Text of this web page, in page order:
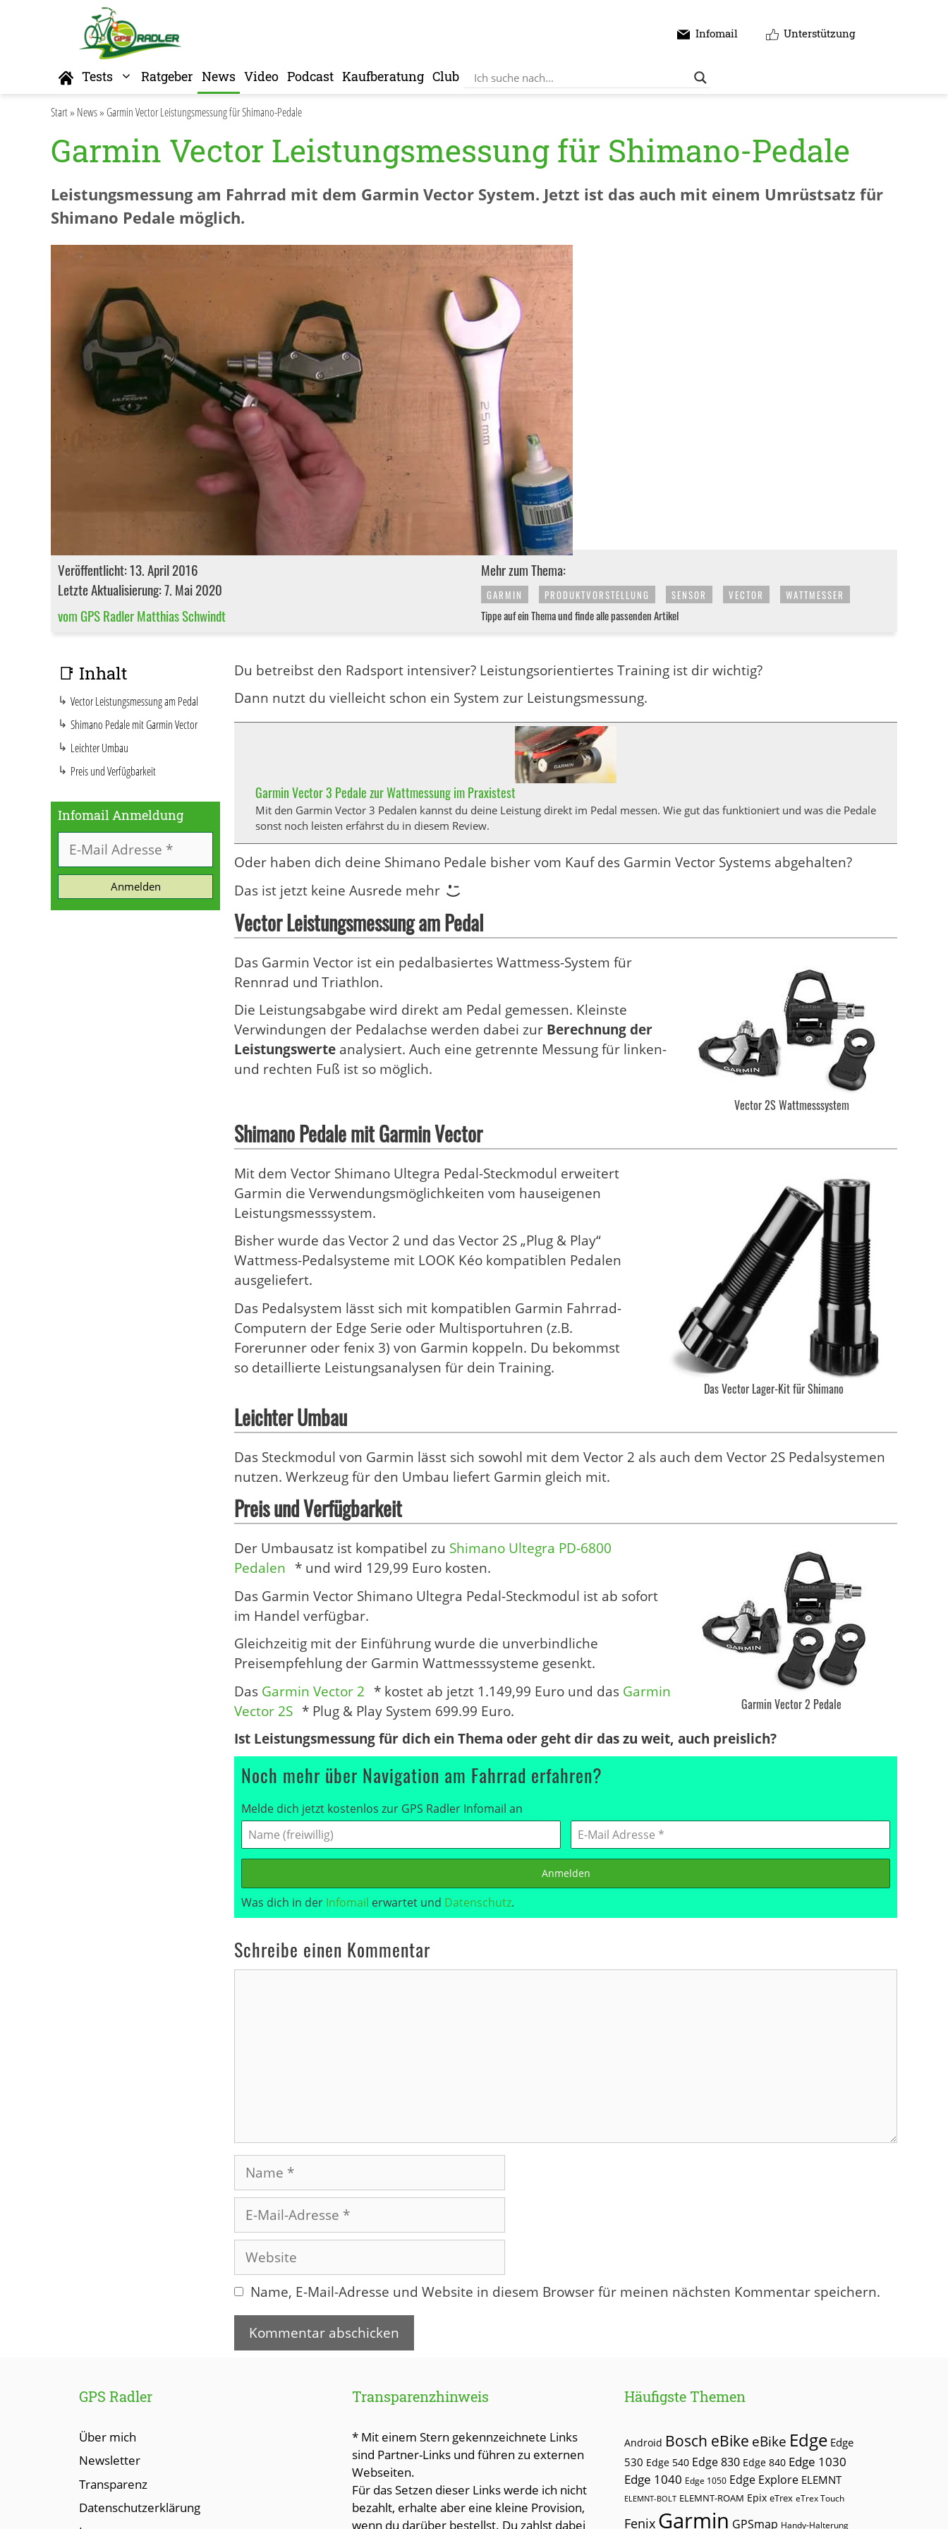
Infomail Unterstützung
Home
Tests Ratgeber News Video Podcast Kaufberatung Club
Start» News» Garmin Vector Leistungsmessung für Shimano-Pedale
Garmin Vector Leistungsmessung für Shimano-Pedale
Leistungsmessung am Fahrrad mit dem Garmin Vector System. Jetzt ist das auch mit einem Umrüstsatz für
Shimano Pedale möglich.
Veröffentlicht: 13. April 2016
Letzte Aktualisierung: 7. Mai 2020
vom GPS Radler Matthias Schwindt
Mehr zum Thema:
GARMIN PRODUKTVORSTELLUNG SENSOR VECTOR WATTMESSER
Tippe auf ein Thema und finde alle passenden Artikel
Du betreibst den Radsport intensiver? Leistungsorientiertes Training ist dir wichtig?
Dann nutzt du vielleicht schon ein System zur Leistungsmessung.
Garmin Vector 3 Pedale zur Wattmessung im Praxistest
Mit den Garmin Vector 3 Pedalen kannst du deine Leistung direkt im Pedal messen. Wie gut das funktioniert und was die Pedale
sonst noch leisten erfährst du in diesem Review.
Oder haben dich deine Shimano Pedale bisher vom Kauf des Garmin Vector Systems abgehalten?
Das ist jetzt keine Ausrede mehr
Vector Leistungsmessung am Pedal
Vector 2S Wattmesssystem
Das Garmin Vector ist ein pedalbasiertes Wattmess-System für
Rennrad und Triathlon.
Die Leistungsabgabe wird direkt am Pedal gemessen. Kleinste
Verwindungen der Pedalachse werden dabei zur Berechnung der
Leistungswerte analysiert. Auch eine getrennte Messung für linken-
und rechten Fuß ist so möglich.
Shimano Pedale mit Garmin Vector
Das Vector Lager-Kit für Shimano
Mit dem Vector Shimano Ultegra Pedal-Steckmodul erweitert
Garmin die Verwendungsmöglichkeiten vom hauseigenen
Leistungsmesssystem.
Bisher wurde das Vector 2 und das Vector 2S „Plug & Play“
Wattmess-Pedalsysteme mit LOOK Kéo kompatiblen Pedalen
ausgeliefert.
Das Pedalsystem lässt sich mit kompatiblen Garmin Fahrrad-
Computern der Edge Serie oder Multisportuhren (z.B.
Forerunner oder fenix 3) von Garmin koppeln. Du bekommst
so detaillierte Leistungsanalysen für dein Training.
Leichter Umbau
Das Steckmodul von Garmin lässt sich sowohl mit dem Vector 2 als auch dem Vector 2S Pedalsystemen
nutzen. Werkzeug für den Umbau liefert Garmin gleich mit.
Preis und Verfügbarkeit
Garmin Vector 2 Pedale
Der Umbausatz ist kompatibel zu Shimano Ultegra PD-6800
Pedalen * und wird 129,99 Euro kosten.
Das Garmin Vector Shimano Ultegra Pedal-Steckmodul ist ab sofort
im Handel verfügbar.
Gleichzeitig mit der Einführung wurde die unverbindliche
Preisempfehlung der Garmin Wattmesssysteme gesenkt.
Das Garmin Vector 2 * kostet ab jetzt 1.149,99 Euro und das Garmin
Vector 2S * Plug & Play System 699.99 Euro.
Ist Leistungsmessung für dich ein Thema oder geht dir das zu weit, auch preislich?
Noch mehr über Navigation am Fahrrad erfahren?
Melde dich jetzt kostenlos zur GPS Radler Infomail an
Anmelden
Was dich in der Infomail erwartet und Datenschutz.
Schreibe einen Kommentar
Name
Mail-
Adresse
Website
Name, E-Mail-Adresse und Website in diesem Browser für meinen nächsten Kommentar speichern.
📑 Inhalt
Vector Leistungsmessung am Pedal
Shimano Pedale mit Garmin Vector
Leichter Umbau
Preis und Verfügbarkeit
Infomail Anmeldung
Anmelden
GPS Radler
Über mich
Newsletter
Transparenz
Datenschutzerklärung
Transparenzhinweis
* Mit einem Stern gekennzeichnete Links
sind Partner-Links und führen zu externen
Webseiten.
Für das Setzen dieser Links werde ich nicht
bezahlt, erhalte aber eine kleine Provision,
wenn du darüber bestellst. Du zahlst dabei
Häufigste Themen
Android Bosch eBike eBike Edge Edge
530 Edge 540 Edge 830 Edge 840 Edge 1030
Edge 1040 Edge 1050 Edge Explore ELEMNT
ELEMNT-BOLT ELEMNT-ROAM Epix eTrex eTrex Touch
Fenix Garmin GPSmap Handy-Halterung